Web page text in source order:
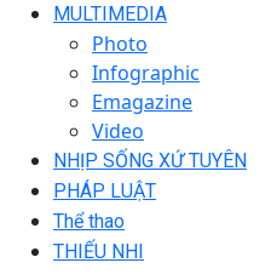
MULTIMEDIA
Photo
Infographic
Emagazine
Video
NHỊP SỐNG XỨ TUYÊN
PHÁP LUẬT
Thể thao
THIẾU NHI